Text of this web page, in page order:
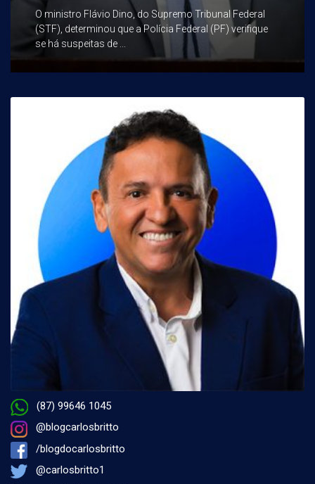
O ministro Flávio Dino, do Supremo Tribunal Federal
(STF), determinou que a Polícia Federal (PF) verifique
se há suspeitas de ...
(87) 99646 1045
@blogcarlosbritto
/blogdocarlosbritto
@carlosbritto1